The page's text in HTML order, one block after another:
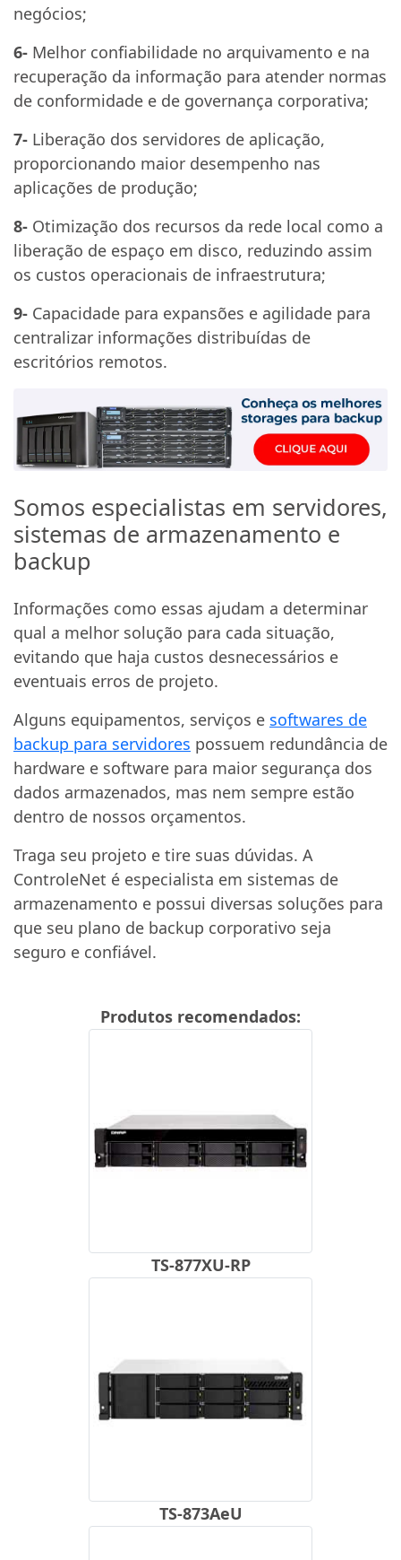
negócios;
6- Melhor confiabilidade no arquivamento e na
recuperação da informação para atender normas
de conformidade e de governança corporativa;
7- Liberação dos servidores de aplicação,
proporcionando maior desempenho nas
aplicações de produção;
8- Otimização dos recursos da rede local como a
liberação de espaço em disco, reduzindo assim
os custos operacionais de infraestrutura;
9- Capacidade para expansões e agilidade para
centralizar informações distribuídas de
escritórios remotos.
Somos especialistas em servidores,
sistemas de armazenamento e
backup
Informações como essas ajudam a determinar
qual a melhor solução para cada situação,
evitando que haja custos desnecessários e
eventuais erros de projeto.
Alguns equipamentos, serviços e softwares de
backup para servidores possuem redundância de
hardware e software para maior segurança dos
dados armazenados, mas nem sempre estão
dentro de nossos orçamentos.
Traga seu projeto e tire suas dúvidas. A
ControleNet é especialista em sistemas de
armazenamento e possui diversas soluções para
que seu plano de backup corporativo seja
seguro e confiável.
Produtos recomendados:
TS-877XU-RP
TS-873AeU